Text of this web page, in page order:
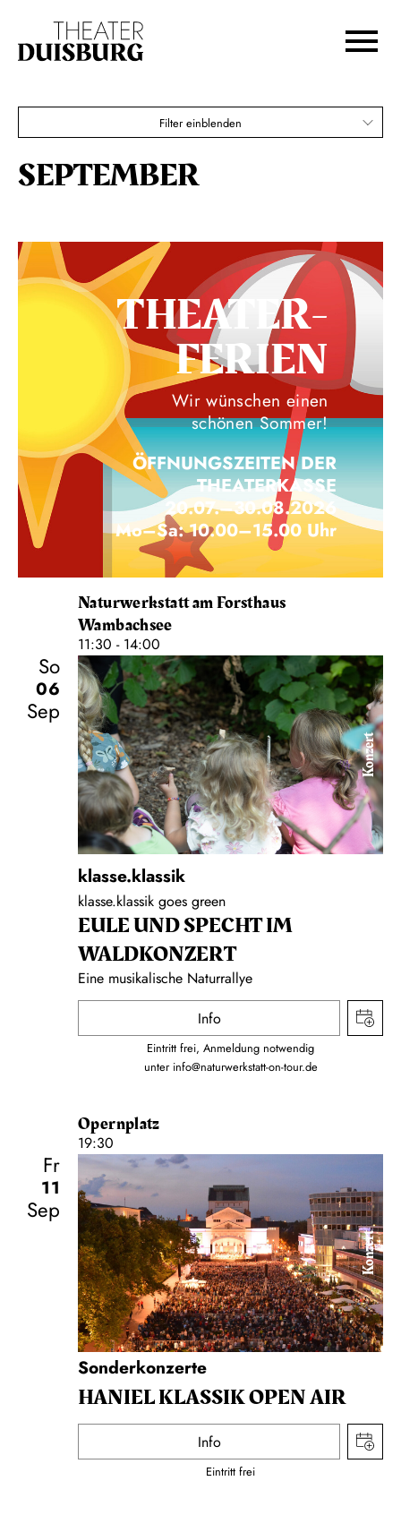
Zur Hauptnavigation springen
Zum Footer springen
Filter einblenden
SEPTEMBER
THEATER­
FERIEN
Wir wünschen einen
schönen Sommer!
ÖFFNUNGSZEITEN DER
THEATERKASSE
20.07.–30.08.2026
Mo–Sa: 10.00–15.00 Uhr
Naturwerkstatt am Forsthaus
Wambachsee
11:30 - 14:00
So
06
Sep
Konzert
klasse.klassik
klasse.klassik goes green
EULE UND SPECHT IM
WALDKONZERT
Eine musikalische Naturrallye
Info
Eintritt frei, Anmeldung notwendig
unter info@naturwerkstatt-on-tour.de
Opernplatz
19:30
Fr
11
Sep
Konzert
Sonderkonzerte
HANIEL KLASSIK OPEN AIR
Info
Eintritt frei